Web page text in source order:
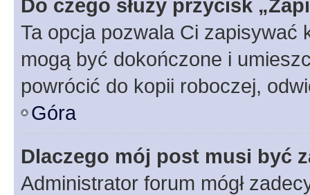
Do czego służy przycisk
Ta opcja pozwala Ci zapisywać
mogą być dokończone i
powrócić do kopii roboczej,
Góra
Dlaczego mój post musi być
Administrator forum mógł